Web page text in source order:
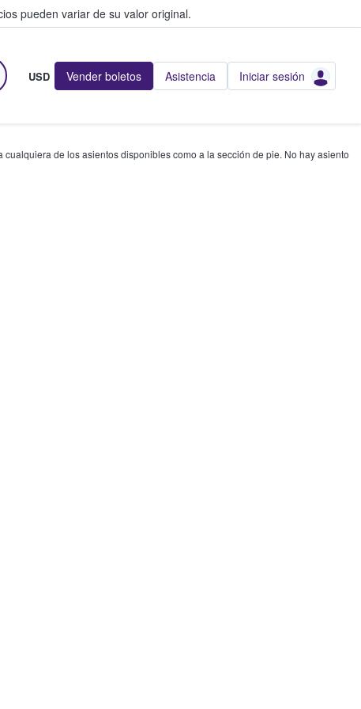
pueden variar de su valor original.
USD Vender boletos Asistencia Iniciar sesión
cualquiera de los asientos disponibles como a la sección de pie. No hay asiento